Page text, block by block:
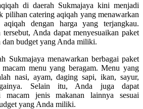
di daerah Sukmajaya kini menjadi
pilihan catering aqiqah yang menawarkan
dengan harga yang terjangkau.
Anda dapat menyesuaikan paket
dan budget yang Anda miliki.
Sukmajaya menawarkan berbagai paket
menu yang beragam. Menu yang
nasi, ayam, daging sapi, ikan, sayur,
Selain itu, Anda juga dapat
macam jenis makanan lainnya sesuai
yang Anda miliki.